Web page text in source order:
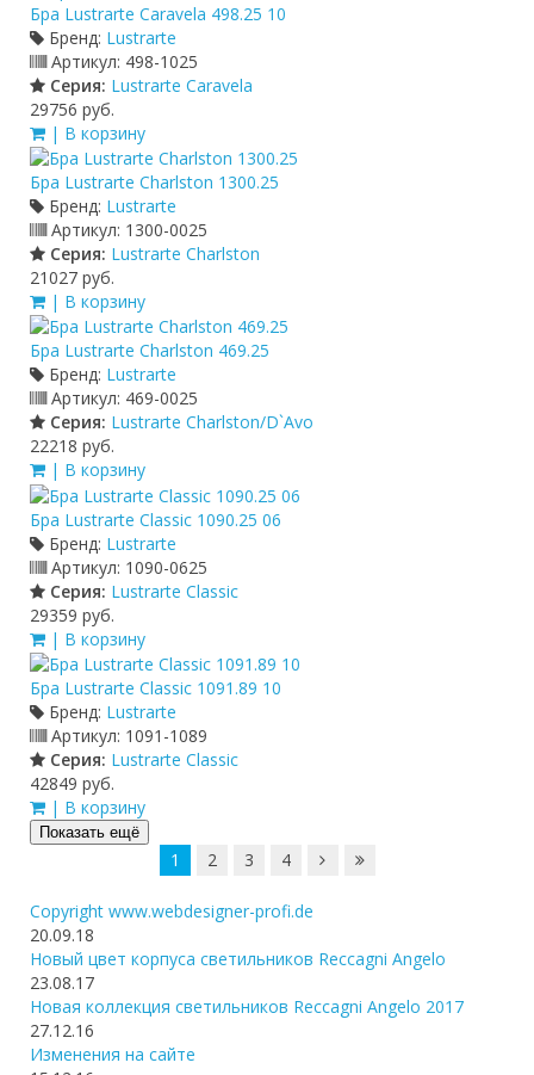
Бра Lustrarte Caravela 498.25 10
Бренд: Lustrarte
Артикул: 498-1025
Серия: Lustrarte Caravela
29756 руб.
| В корзину
Бра Lustrarte Charlston 1300.25
Бренд: Lustrarte
Артикул: 1300-0025
Серия: Lustrarte Charlston
21027 руб.
| В корзину
Бра Lustrarte Charlston 469.25
Бренд: Lustrarte
Артикул: 469-0025
Серия: Lustrarte Charlston/D`Avo
22218 руб.
| В корзину
Бра Lustrarte Classic 1090.25 06
Бренд: Lustrarte
Артикул: 1090-0625
Серия: Lustrarte Classic
29359 руб.
| В корзину
Бра Lustrarte Classic 1091.89 10
Бренд: Lustrarte
Артикул: 1091-1089
Серия: Lustrarte Classic
42849 руб.
| В корзину
Показать ещё
1 2 3 4
Copyright www.webdesigner-profi.de
20.09.18
Новый цвет корпуса светильников Reccagni Angelo
23.08.17
Новая коллекция светильников Reccagni Angelo 2017
27.12.16
Изменения на сайте